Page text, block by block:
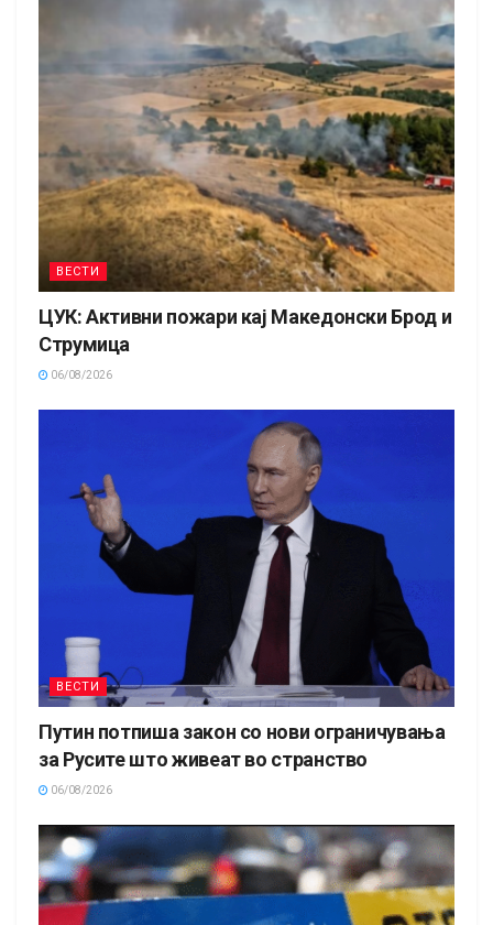
ВЕСТИ
ЦУК: Активни пожари кај Македонски Брод и
Струмица
06/08/2026
ВЕСТИ
Путин потпиша закон со нови ограничувања
за Русите што живеат во странство
06/08/2026